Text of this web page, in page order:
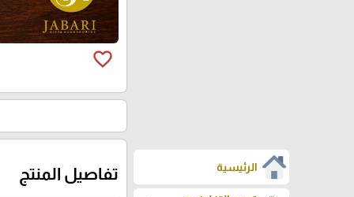
الرئيسية
favorite_border
تفاصيل المنتج